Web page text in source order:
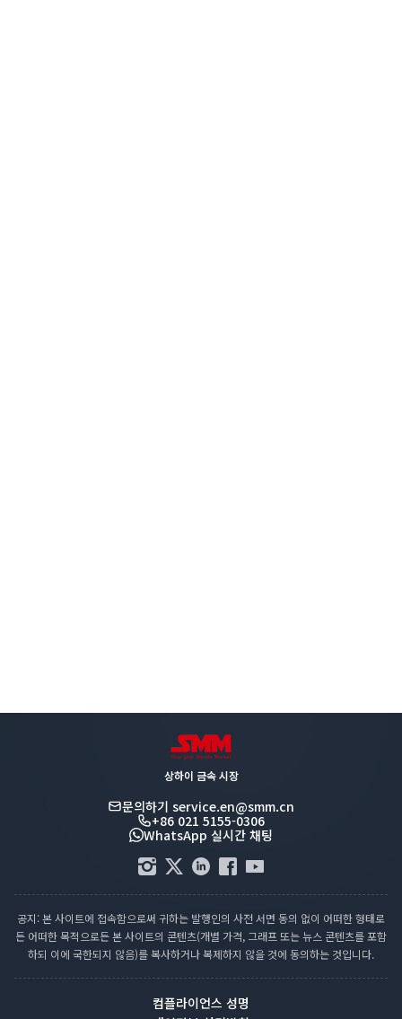
상하이 금속 시장
문의하기 service.en@smm.cn
+86 021 5155-0306
WhatsApp 실시간 채팅
공지: 본 사이트에 접속함으로써 귀하는 발행인의 사전 서면 동의 없이 어떠한 형태로
든 어떠한 목적으로든 본 사이트의 콘텐츠(개별 가격, 그래프 또는 뉴스 콘텐츠를 포함
하되 이에 국한되지 않음)를 복사하거나 복제하지 않을 것에 동의하는 것입니다.
컴플라이언스 성명